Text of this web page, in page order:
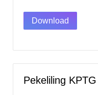
Download
Pekeliling